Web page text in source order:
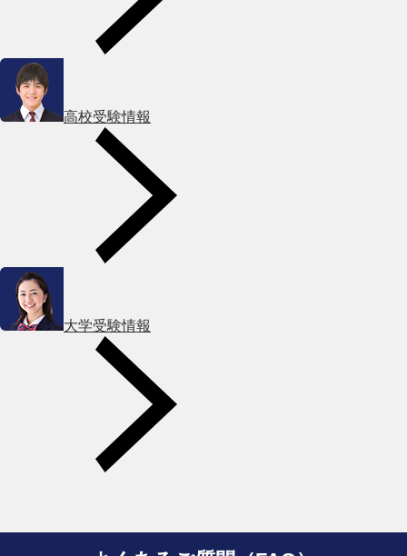
高校受験情報
大学受験情報